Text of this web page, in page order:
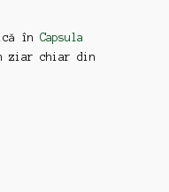
în Capsula
ziar chiar din